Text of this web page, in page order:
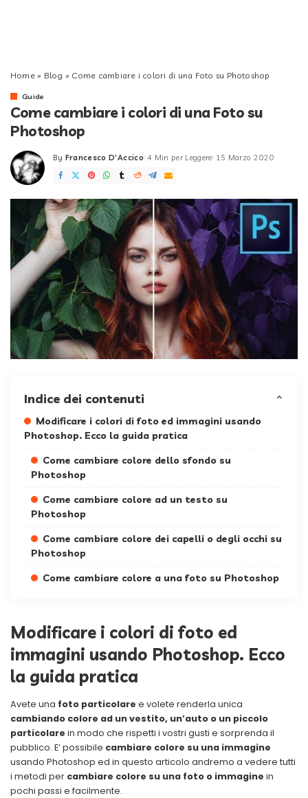
Home» Blog » Come cambiare i colori di una Foto su Photoshop
Guide
Come cambiare i colori di una Foto su
Photoshop
Posted
by
By Francesco D'Accico 4 Min per Leggere 15 Marzo 2020
Indice dei contenuti
Modificare i colori di foto ed immagini usando
Photoshop. Ecco la guida pratica
Come cambiare colore dello sfondo su
Photoshop
Come cambiare colore ad un testo su
Photoshop
Come cambiare colore dei capelli o degli occhi su
Photoshop
Come cambiare colore a una foto su Photoshop
Modificare i colori di foto ed
immagini usando Photoshop. Ecco
la guida pratica
Avete una foto particolare e volete renderla unica
cambiando colore ad un vestito, un’auto o un piccolo
particolare in modo che rispetti i vostri gusti e sorprenda il
pubblico. E’ possibile cambiare colore su una immagine
usando Photoshop ed in questo articolo andremo a vedere tutti
i metodi per cambiare colore su una foto o immagine in
pochi passi e facilmente.